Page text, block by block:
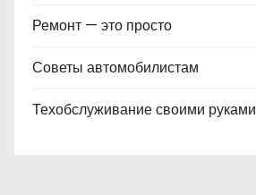
Ремонт — это просто
Советы автомобилистам
Техобслуживание своими руками